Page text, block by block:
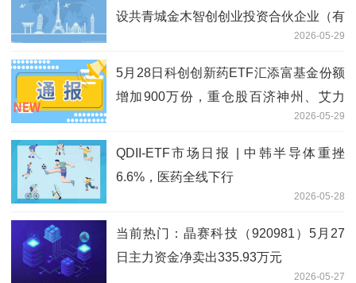
设共青城金木智创创业投资合伙企业（有
2026-05-29
5月28日科创创新药ETF汇添富基金份额
增加900万份，重仓股百济神州、艾力
2026-05-29
QDII-ETF市场日报 | 中韩半导体重挫
6.6%，医药全线下行
2026-05-28
当前热门：晶赛科技（920981）5月27
日主力资金净卖出335.93万元
2026-05-27